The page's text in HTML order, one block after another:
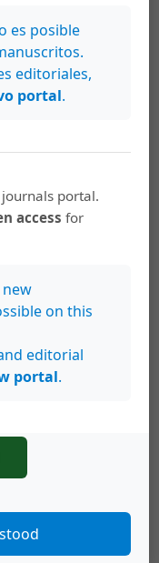
Corte
es posible
editoriales,
portal.
portal.
access for
on this
editorial
portal.